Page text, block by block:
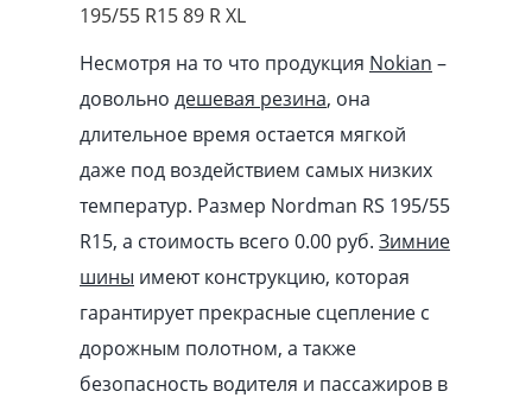
195/55 R15 89 R XL
Несмотря на то что продукция Nokian –
довольно дешевая резина, она
длительное время остается мягкой
даже под воздействием самых низких
температур. Размер Nordman RS 195/55
R15, а стоимость всего 0.00 pуб. Зимние
шины имеют конструкцию, которая
гарантирует прекрасные сцепление с
дорожным полотном, а также
безопасность водителя и пассажиров в